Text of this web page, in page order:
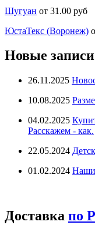
Шугуан от 31.00 руб
ЮстаТекс (Воронеж)
Новые записи
26.11.2025
10.08.2025
04.02.2025
Расскажем - как.
22.05.2024
01.02.2024 Наши
Доставка по